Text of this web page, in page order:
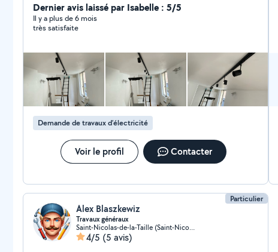
formation et faire valoir mes connaissances, (pose
starlink)
Dernier avis laissé par Isabelle : 5/5
Il y a plus de 6 mois
très satisfaite
Demande de travaux d’électricité
Voir le profil Contacter
Particulier
Alex Blaszkewiz
Travaux généraux
Saint-Nicolas-de-la-Taille (Saint-Nicolas-de-la-Taille)
4/5 (5 avis)